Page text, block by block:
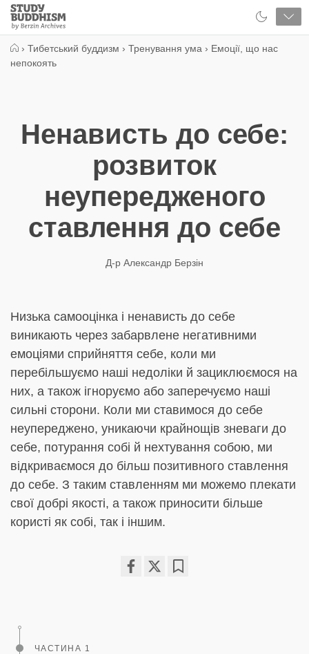
Close
Study
Buddhism
› Тибетський буддизм › Тренування ума › Емоції, що нас
непокоять
Ненависть до себе:
розвиток
неупередженого
ставлення до себе
Д-р Александр Берзін
Низька самооцінка і ненависть до себе
виникають через забарвлене негативними
емоціями сприйняття себе, коли ми
перебільшуємо наші недоліки й зациклюємося на
них, а також ігноруємо або заперечуємо наші
сильні сторони. Коли ми ставимося до себе
неупереджено, уникаючи крайнощів зневаги до
себе, потурання собі й нехтування собою, ми
відкриваємося до більш позитивного ставлення
до себе. З таким ставленням ми можемо плекати
свої добрі якості, а також приносити більше
користі як собі, так і іншим.
ЧАСТИНА 1